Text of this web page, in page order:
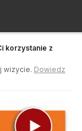
korzystanie z
wizycie. Dowiedz